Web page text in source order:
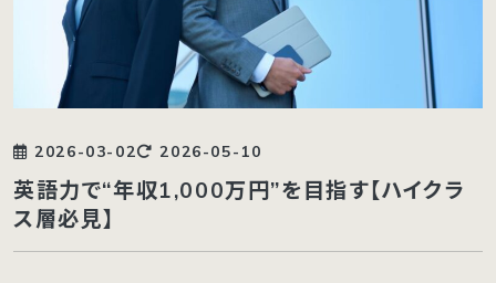
2026-03-02 2026-05-10
英語力で“年収1,000万円”を目指す【ハイクラ
ス層必見】